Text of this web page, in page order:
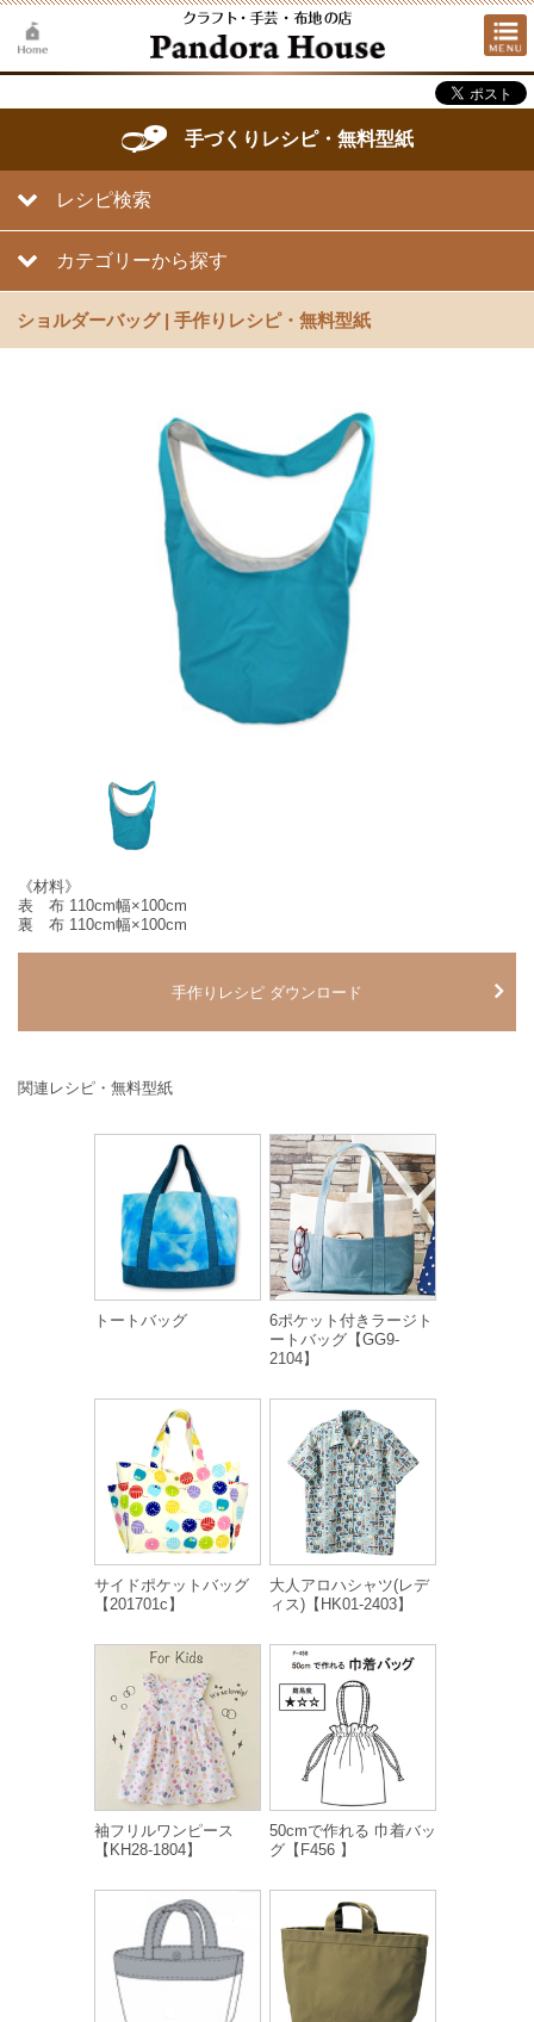
手づくりレシピ・無料型紙
レシピ検索
カテゴリーから探す
ショルダーバッグ | 手作りレシピ・無料型紙
《材料》
表 布 110cm幅×100cm
裏 布 110cm幅×100cm
手作りレシピ ダウンロード
関連レシピ・無料型紙
トートバッグ
6ポケット付きラージト
ートバッグ【GG9-
2104】
サイドポケットバッグ
【201701c】
大人アロハシャツ(レデ
ィス)【HK01-2403】
袖フリルワンピース
【KH28-1804】
50cmで作れる 巾着バッ
グ【F456 】